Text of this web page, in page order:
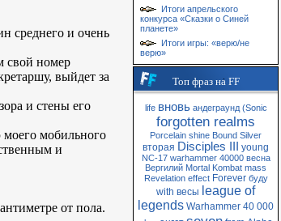
среднего и очень
свой номер
выйдет за
и стены его
мобильного
и
от пола.
Итоги апрельского
конкурса «Сказки о Синей
планете»
Итоги игры: «верю/не
верю»
Топ фраз на FF
life вновь андеграунд (Sonic
forgotten realms
Porcelain shine Bound Silver
вторая Disciples III young
NC-17 warhammer 40000 весна
Вергилий Mortal Kombat mass
Revelation effect Forever буду
with весы league of
legends Warhammer 40 000